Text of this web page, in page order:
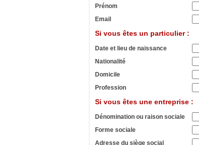
Prénom
Email
Si vous êtes un particulier :
Date et lieu de naissance
Nationalité
Domicile
Profession
Si vous êtes une entreprise :
Dénomination ou raison sociale
Forme sociale
Adresse du siège social